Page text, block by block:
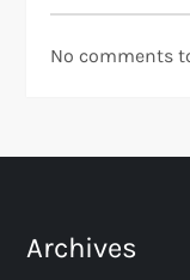
No comments
Archives